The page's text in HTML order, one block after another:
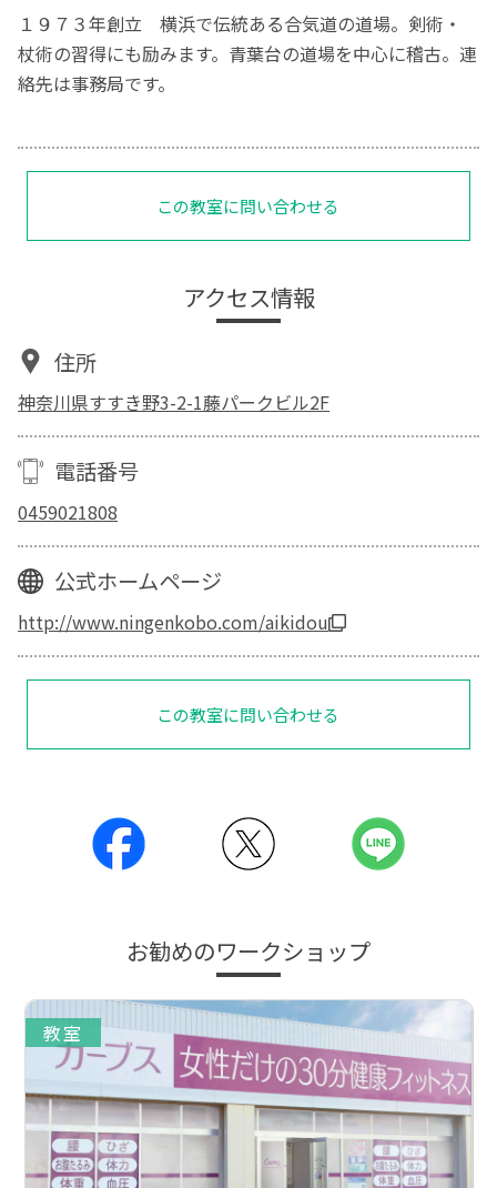
１９７３年創立 横浜で伝統ある合気道の道場。剣術・
杖術の習得にも励みます。青葉台の道場を中心に稽古。連
絡先は事務局です。
この教室に問い合わせる
アクセス情報
住所
神奈川県すすき野3-2-1藤パークビル2F
電話番号
0459021808
公式ホームページ
http://www.ningenkobo.com/aikidou
この教室に問い合わせる
お勧めのワークショップ
教室